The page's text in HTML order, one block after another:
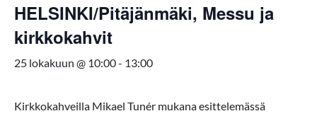
HELSINKI/Pitäjänmäki, Messu ja
kirkkokahvit
25 lokakuun @ 10:00- 13:00
Kirkkokahveilla Mikael Tunér mukana esittelemässä